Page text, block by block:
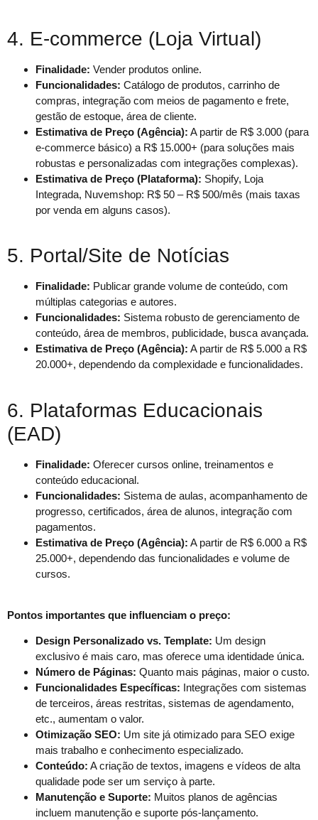
4. E-commerce (Loja Virtual)
Finalidade: Vender produtos online.
Funcionalidades: Catálogo de produtos, carrinho de
compras, integração com meios de pagamento e frete,
gestão de estoque, área de cliente.
Estimativa de Preço (Agência): A partir de R$ 3.000 (para
e-commerce básico) a R$ 15.000+ (para soluções mais
robustas e personalizadas com integrações complexas).
Estimativa de Preço (Plataforma): Shopify, Loja
Integrada, Nuvemshop: R$ 50 – R$ 500/mês (mais taxas
por venda em alguns casos).
5. Portal/Site de Notícias
Finalidade: Publicar grande volume de conteúdo, com
múltiplas categorias e autores.
Funcionalidades: Sistema robusto de gerenciamento de
conteúdo, área de membros, publicidade, busca avançada.
Estimativa de Preço (Agência): A partir de R$ 5.000 a R$
20.000+, dependendo da complexidade e funcionalidades.
6. Plataformas Educacionais
(EAD)
Finalidade: Oferecer cursos online, treinamentos e
conteúdo educacional.
Funcionalidades: Sistema de aulas, acompanhamento de
progresso, certificados, área de alunos, integração com
pagamentos.
Estimativa de Preço (Agência): A partir de R$ 6.000 a R$
25.000+, dependendo das funcionalidades e volume de
cursos.
Pontos importantes que influenciam o preço:
Design Personalizado vs. Template: Um design
exclusivo é mais caro, mas oferece uma identidade única.
Número de Páginas: Quanto mais páginas, maior o custo.
Funcionalidades Específicas: Integrações com sistemas
de terceiros, áreas restritas, sistemas de agendamento,
etc., aumentam o valor.
Otimização SEO: Um site já otimizado para SEO exige
mais trabalho e conhecimento especializado.
Conteúdo: A criação de textos, imagens e vídeos de alta
qualidade pode ser um serviço à parte.
Manutenção e Suporte: Muitos planos de agências
incluem manutenção e suporte pós-lançamento.